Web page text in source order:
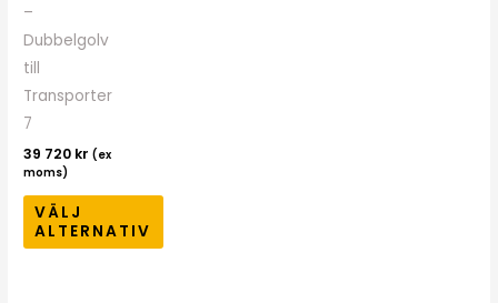
–
Dubbelgolv
till
Transporter
7
39 720 kr (ex
moms)
VÄLJ
ALTERNATIV
varianter.
De
olika
alternativen
kan
väljas
på
produktsidan